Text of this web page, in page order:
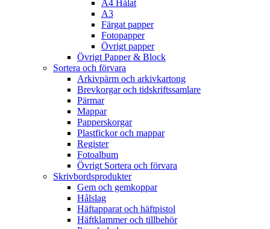
A4 Hålat
A3
Färgat papper
Fotopapper
Övrigt papper
Övrigt Papper & Block
Sortera och förvara
Arkivpärm och arkivkartong
Brevkorgar och tidskriftssamlare
Pärmar
Mappar
Papperskorgar
Plastfickor och mappar
Register
Fotoalbum
Övrigt Sortera och förvara
Skrivbordsprodukter
Gem och gemkoppar
Hålslag
Häftapparat och häftpistol
Häftklammer och tillbehör